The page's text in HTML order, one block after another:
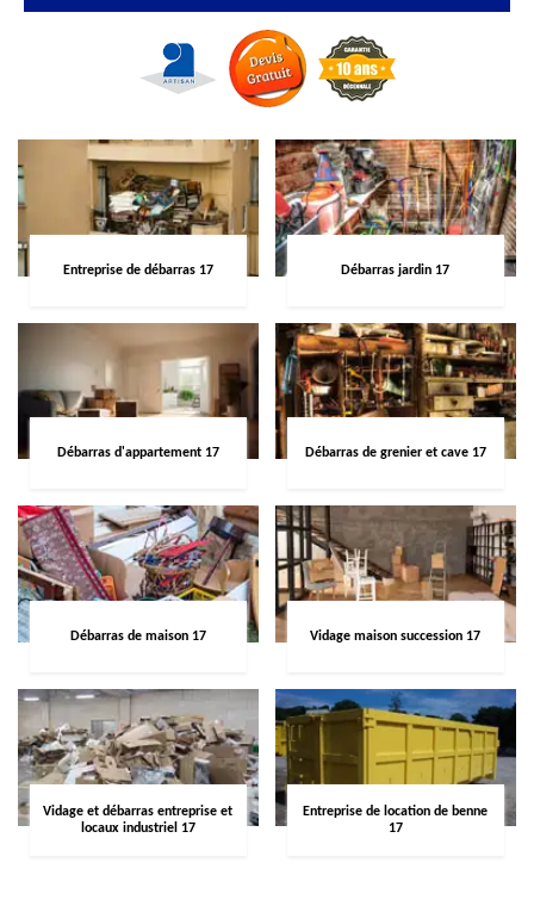
Entreprise de débarras 17 Débarras jardin 17
Débarras d'appartement 17 Débarras de grenier et cave 17
Débarras de maison 17 Vidage maison succession 17
Vidage et débarras entreprise et
locaux industriel 17
Entreprise de location de benne
17